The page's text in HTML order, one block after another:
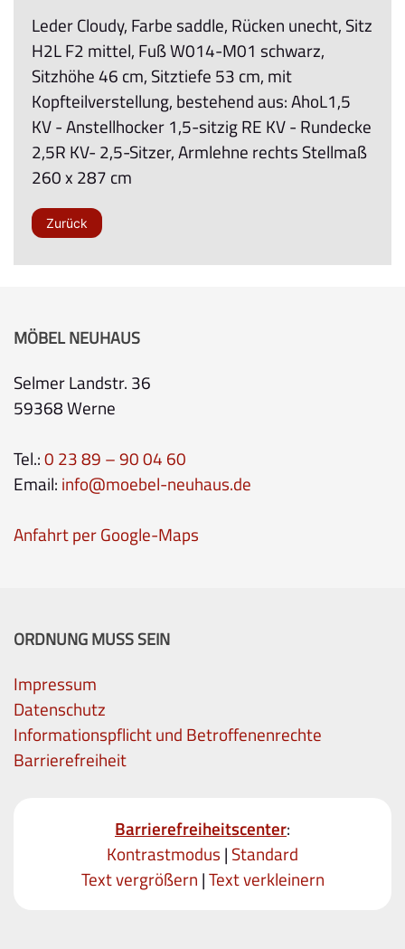
Leder Cloudy, Farbe saddle, Rücken unecht, Sitz
H2L F2 mittel, Fuß W014-M01 schwarz,
Sitzhöhe 46 cm, Sitztiefe 53 cm, mit
Kopfteilverstellung, bestehend aus: AhoL1,5
KV - Anstellhocker 1,5-sitzig RE KV - Rundecke
2,5R KV- 2,5-Sitzer, Armlehne rechts Stellmaß
260 x 287 cm
Zurück
MÖBEL NEUHAUS
Selmer Landstr. 36
59368 Werne
Tel.:0 23 89 – 90 04 60
Email: info@moebel-neuhaus.de
Anfahrt per Google-Maps
ORDNUNG MUSS SEIN
Impressum
Datenschutz
Informationspflicht und Betroffenenrechte
Barrierefreiheit
Barrierefreiheitscenter:
Kontrastmodus | Standard
Text vergrößern |Text verkleinern